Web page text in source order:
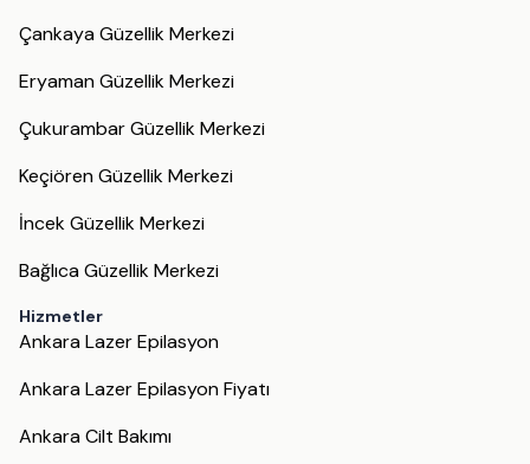
Çankaya Güzellik Merkezi
Eryaman Güzellik Merkezi
Çukurambar Güzellik Merkezi
Keçiören Güzellik Merkezi
İncek Güzellik Merkezi
Bağlıca Güzellik Merkezi
Hizmetler
Ankara Lazer Epilasyon
Ankara Lazer Epilasyon Fiyatı
Ankara Cilt Bakımı